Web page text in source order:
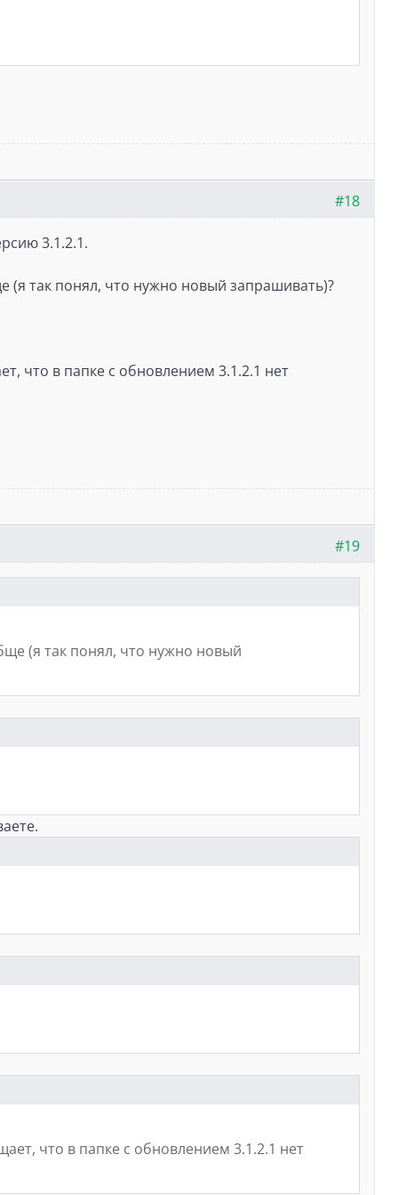
#18
3.1.2.1.
так понял, что нужно новый запрашивать)?
что в папке с обновлением 3.1.2.1 нет
#19
(я так понял, что нужно новый
что в папке с обновлением 3.1.2.1 нет